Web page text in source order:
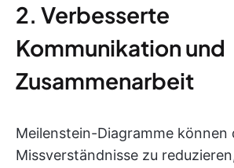
2. Verbesserte
Kommunikation und
Zusammenarbeit
Meilenstein-Diagramme können
Missverständnisse zu